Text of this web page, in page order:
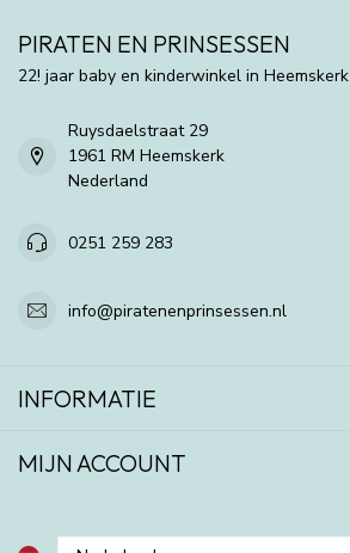
PIRATEN EN PRINSESSEN
22! jaar baby en kinderwinkel in Heemskerk
Ruysdaelstraat 29
1961 RM Heemskerk
Nederland
0251 259 283
info@piratenenprinsessen.nl
INFORMATIE
MIJN ACCOUNT